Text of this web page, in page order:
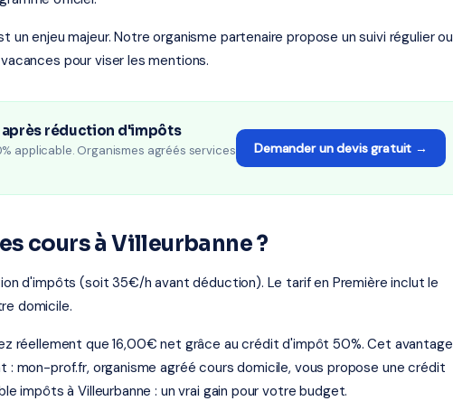
un enjeu majeur. Notre organisme partenaire propose un suivi régulier ou
pour viser les mentions.
après réduction d'impôts
applicable. Organismes agréés services
Demander un devis gratuit →
cours à Villeurbanne ?
d'impôts (soit 35€/h avant déduction). Le tarif en Première inclut le
domicile.
réellement que 16,00€ net grâce au crédit d'impôt 50%. Cet avantage
: mon-prof.fr, organisme agréé cours domicile, vous propose une crédit
impôts à Villeurbanne : un vrai gain pour votre budget.